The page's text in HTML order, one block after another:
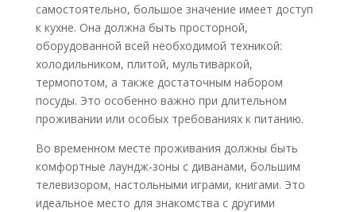
самостоятельно, большое значение имеет доступ
к кухне. Она должна быть просторной,
оборудованной всей необходимой техникой:
холодильником, плитой, мультиваркой,
термопотом, а также достаточным набором
посуды. Это особенно важно при длительном
проживании или особых требованиях к питанию.
Во временном месте проживания должны быть
комфортные лаундж-зоны с диванами, большим
телевизором, настольными играми, книгами. Это
идеальное место для знакомства с другими